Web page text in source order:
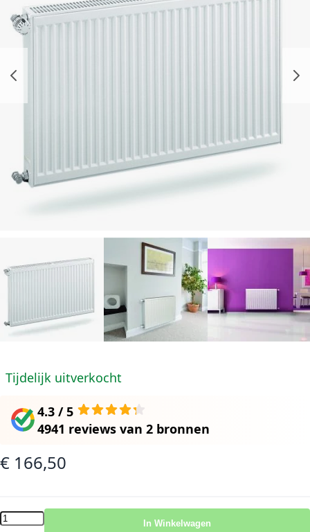
Tijdelijk uitverkocht
4.3 / 5
4941 reviews van 2 bronnen
€ 166,50
In Winkelwagen